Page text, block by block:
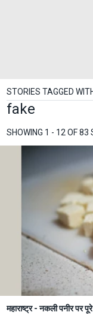
STORIES TAGGED
fake
SHOWING 1 - 12 OF 83
महाराष्ट्र - नकली पनीर पर